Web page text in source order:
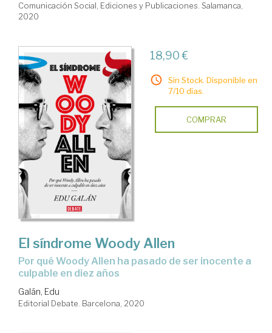
Comunicación Social, Ediciones y Publicaciones. Salamanca,
2020
18,90 €
Sin Stock. Disponible en
7/10 días.
COMPRAR
El síndrome Woody Allen
por qué Woody Allen ha pasado de ser inocente a
culpable en diez años
Galán, Edu
Editorial Debate. Barcelona, 2020